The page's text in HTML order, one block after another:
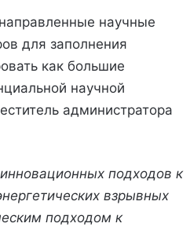
научные
для заполнения
как большие
научной
администратора
подходов к
взрывных
подходом к